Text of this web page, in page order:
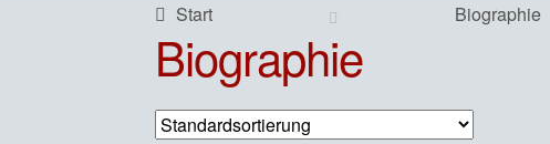
Start Biographie
Biographie